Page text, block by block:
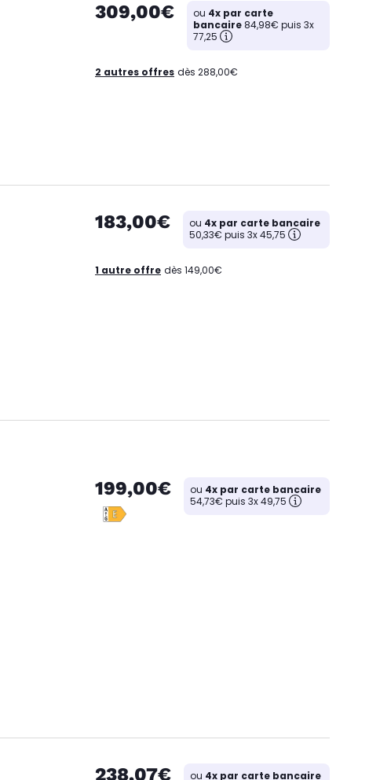
309,00€ ou 4x par carte
bancaire84,98€ puis 3x
77,25
2 autres offres dès 288,00€
183,00€ ou 4x par carte bancaire
50,33€ puis 3x 45,75
1 autre offre dès 149,00€
199,00€ ou 4x par carte bancaire
54,73€ puis 3x 49,75
238,07€ ou 4x par carte bancaire